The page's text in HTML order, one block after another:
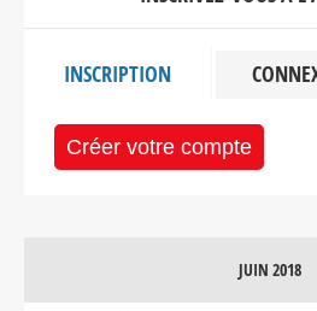
INSCRIPTION
Créer votre compte
JUIN 2018